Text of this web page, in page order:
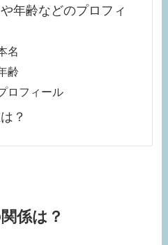
年齢などのプロフィ
名
齢
ロフィール
？
係は？